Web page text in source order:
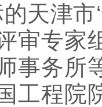
的天津
审专家
事务所
工程院